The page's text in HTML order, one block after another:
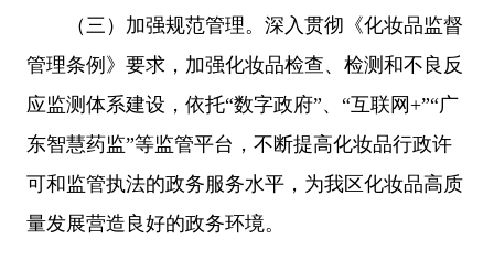
（三）加强规范管理。深入贯彻《化妆品监督
管理条例》要求，加强化妆品检查、检测和不良反
应监测体系建设，依托“数字政府”、“互联网+”“广
东智慧药监”等监管平台，不断提高化妆品行政许
可和监管执法的政务服务水平，为我区化妆品高质
量发展营造良好的政务环境。